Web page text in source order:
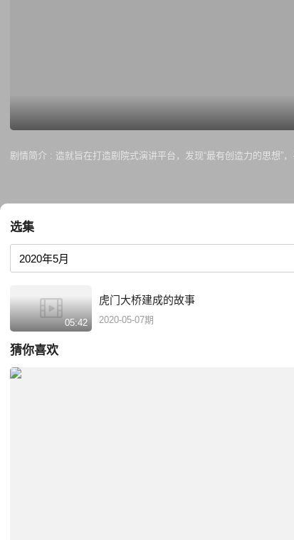
剧情简介 : 造就旨在打造剧院式演讲平台，发现“最有创造力的思想”
选集
05:42
虎门大桥建成的故事
2020-05-07期
猜你喜欢